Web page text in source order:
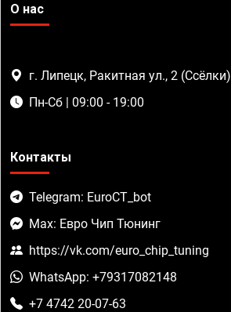
О нас
г. Липецк, Ракитная ул., 2 (Ссёлки)
Пн-Сб | 09:00 - 19:00
Контакты
Telegram: EuroCT_bot
Max: Евро Чип Тюнинг
https://vk.com/euro_chip_tuning
WhatsApp: +79317082148
+7 4742 20-07-63